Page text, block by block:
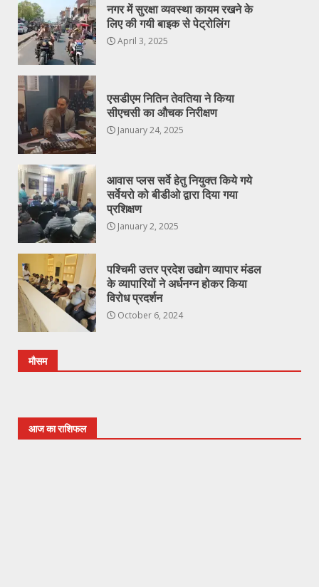
नगर में सुरक्षा व्यवस्था कायम रखने के
लिए की गयी बाइक से पेट्रोलिंग
April 3, 2025
एसडीएम नितिन तेवतिया ने किया
सीएचसी का औचक निरीक्षण
January 24, 2025
आवास प्लस सर्वे हेतु नियुक्त किये गये
सर्वेयरो को बीडीओ द्वारा दिया गया
प्रशिक्षण
January 2, 2025
पश्चिमी उत्तर प्रदेश उद्योग व्यापार मंडल
के व्यापारियों ने अर्धनग्न होकर किया
विरोध प्रदर्शन
October 6, 2024
मौसम
आज का राशिफल